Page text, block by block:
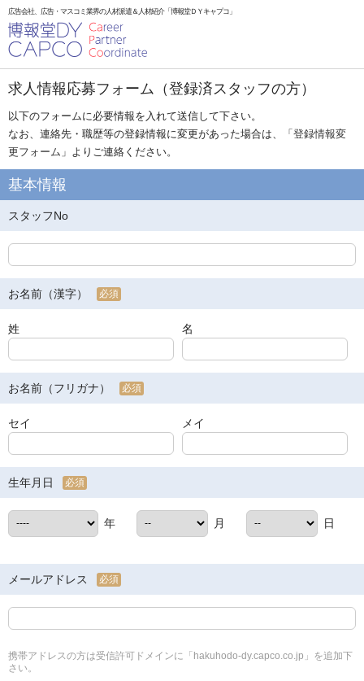
広告会社、広告・マスコミ業界の人材派遣＆人材紹介「博報堂ＤＹキャプコ」
求人情報応募フォーム（登録済スタッフの方）
以下のフォームに必要情報を入れて送信して下さい。
なお、連絡先・職歴等の登録情報に変更があった場合は、「登録情報変
更フォーム 」よりご連絡ください。
基本情報
スタッフNo
お名前（漢字） 必須
姓 名
お名前（フリガナ） 必須
セイ メイ
生年月日 必須
年 月 日
メールアドレス 必須
携帯アドレスの方は受信許可ドメインに「hakuhodo-dy.capco.co.jp」を追加下
さい。